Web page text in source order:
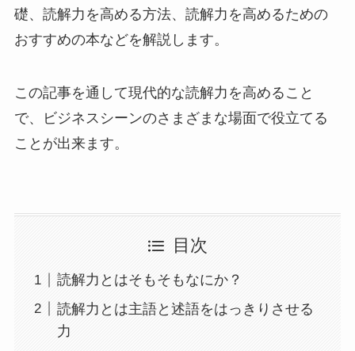
礎、読解力を高める方法、読解力を高めるための
おすすめの本などを解説します。
この記事を通して現代的な読解力を高めること
で、ビジネスシーンのさまざまな場面で役立てる
ことが出来ます。
目次
読解力とはそもそもなにか？
読解力とは主語と述語をはっきりさせる
力